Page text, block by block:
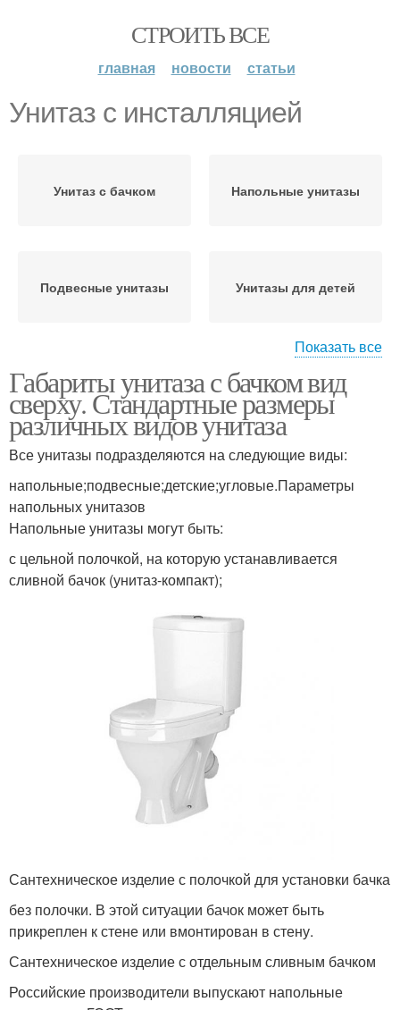
СТРОИТЬ ВСЕ
главная новости статьи
Унитаз с инсталляцией
Унитаз с бачком Напольные унитазы
Подвесные унитазы Унитазы для детей
подвесного унитаза
Подвесной унитаз
Показать все
Габариты унитаза с бачком вид
сверху. Стандартные размеры
различных видов унитаза
Все унитазы подразделяются на следующие виды:
напольные;подвесные;детские;угловые.Параметры
напольных унитазов
Напольные унитазы могут быть:
с цельной полочкой, на которую устанавливается
сливной бачок (унитаз-компакт);
Сантехническое изделие с полочкой для установки бачка
без полочки. В этой ситуации бачок может быть
прикреплен к стене или вмонтирован в стену.
Сантехническое изделие с отдельным сливным бачком
Российские производители выпускают напольные